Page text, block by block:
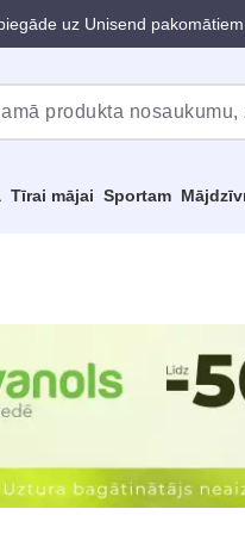
uz Unisend
Tīrai mājai Sportam